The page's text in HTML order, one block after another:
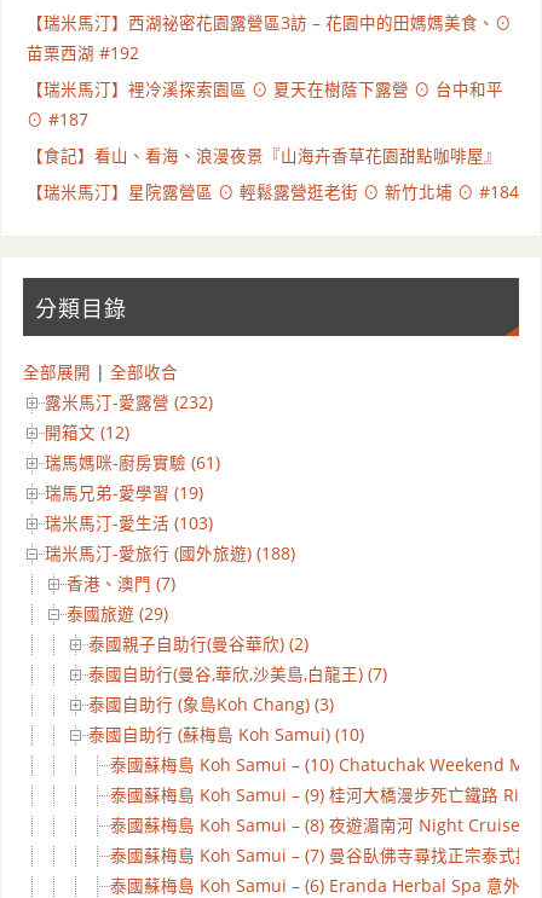
【瑞米馬汀】西湖祕密花園露營區3訪 – 花園中的田媽媽美食、⊙
苗栗西湖 #192
【瑞米馬汀】裡冷溪探索園區 ⊙ 夏天在樹蔭下露營 ⊙ 台中和平
⊙ #187
【食記】看山、看海、浪漫夜景『山海卉香草花園甜點咖啡屋』
【瑞米馬汀】星院露營區 ⊙ 輕鬆露營逛老街 ⊙ 新竹北埔 ⊙ #184
分類目錄
全部展開 | 全部收合
露米馬汀-愛露營 (232)
開箱文 (12)
瑞馬媽咪-廚房實驗 (61)
瑞馬兄弟-愛學習 (19)
瑞米馬汀-愛生活 (103)
瑞米馬汀-愛旅行 (國外旅遊) (188)
香港、澳門 (7)
泰國旅遊 (29)
泰國親子自助行(曼谷華欣) (2)
泰國自助行(曼谷,華欣,沙美島,白龍王) (7)
泰國自助行 (象島Koh Chang) (3)
泰國自助行 (蘇梅島 Koh Samui) (10)
泰國蘇梅島 Koh Samui – (10) Chatuchak Weekend
泰國蘇梅島 Koh Samui – (9) 桂河大橋漫步死亡鐵路
泰國蘇梅島 Koh Samui – (8) 夜遊湄南河 Night Cruise
泰國蘇梅島 Koh Samui – (7) 曼谷臥佛寺尋找正宗泰式按
泰國蘇梅島 Koh Samui – (6) Eranda Herbal Spa 意外之